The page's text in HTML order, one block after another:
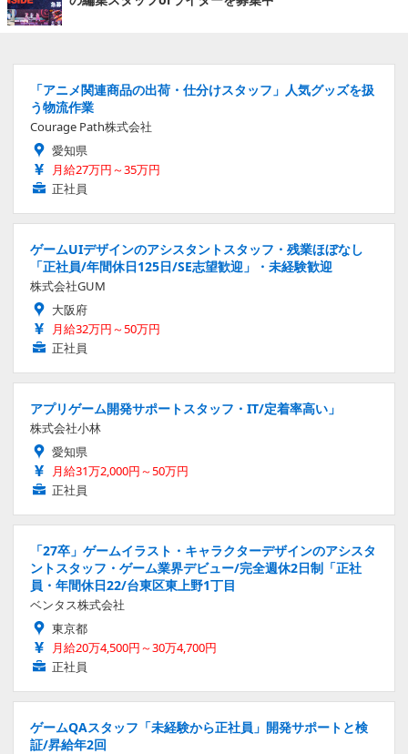
「アニメ関連商品の出荷・仕分けスタッフ」人気グッズを扱
う物流作業
Courage Path株式会社
愛知県
月給27万円～35万円
正社員
ゲームUIデザインのアシスタントスタッフ・残業ほぼなし
「正社員/年間休日125日/SE志望歓迎」・未経験歓迎
株式会社GUM
大阪府
月給32万円～50万円
正社員
アプリゲーム開発サポートスタッフ・IT/定着率高い」
株式会社小林
愛知県
月給31万2,000円～50万円
正社員
「27卒」ゲームイラスト・キャラクターデザインのアシスタ
ントスタッフ・ゲーム業界デビュー/完全週休2日制「正社
員・年間休日22/台東区東上野1丁目
ベンタス株式会社
東京都
月給20万4,500円～30万4,700円
正社員
ゲームQAスタッフ「未経験から正社員」開発サポートと検
証/昇給年2回